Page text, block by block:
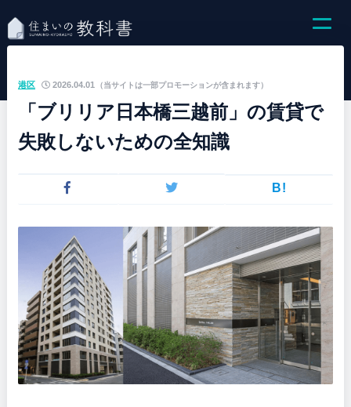
（当サイトは一部プロモーションが含まれます）
港区 2026.04.01
「ブリリア日本橋三越前」の賃貸で
失敗しないための全知識
B!